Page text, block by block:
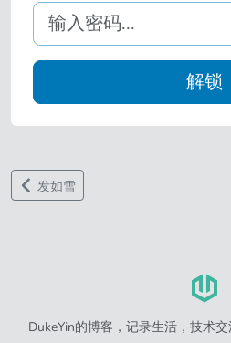
解锁
发如雪
DukeYin的博客，记录生活，技术